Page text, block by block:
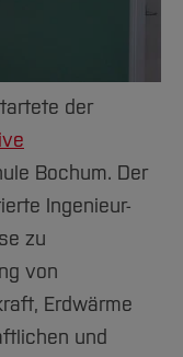
der
Bochum. Der
Ingenieur-
zu
von
Erdwärme
und